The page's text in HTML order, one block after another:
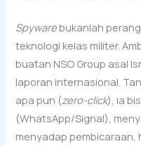
Spywarebukanlah
teknologi kelas militer.
buatan NSO Group asal
laporan internasional.
apa pun (zero-click), ia
(WhatsApp/Signal),
menyadap pembicaraan,